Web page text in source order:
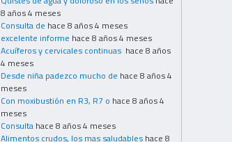
8 años 4 meses
Consulta de hace 8 años 4 meses
excelente informe hace 8 años 4 meses
Acuíferos y cervicales continuas hace 8 años
4 meses
Desde niña padezco mucho de hace 8 años 4
meses
Con moxibustión en R3, R7 o hace 8 años 4
meses
Consulta hace 8 años 4 meses
Alimentos crudos, los mas saludables hace 8